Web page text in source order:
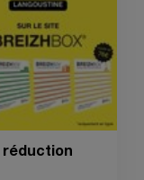
réduction